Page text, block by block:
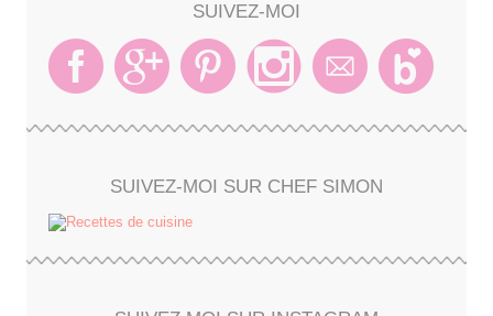
SUIVEZ-MOI
SUIVEZ-MOI SUR CHEF SIMON